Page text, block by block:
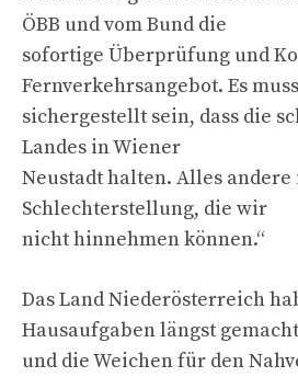
ÖBB und vom Bund die
sofortige Überprüfung und
Fernverkehrsangebot. Es muss
sichergestellt sein, dass die
Landes in Wiener
Neustadt halten. Alles andere
Schlechterstellung, die wir
nicht hinnehmen können.“
Das Land Niederösterreich
Hausaufgaben längst gemacht
und die Weichen für den